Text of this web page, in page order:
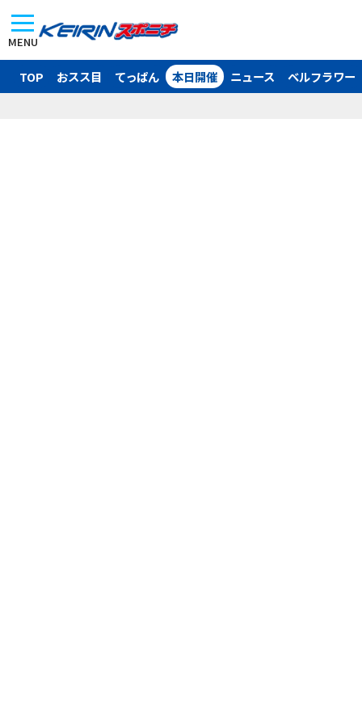
MENU
TOP おスス目 てっぱん 本日開催 ニュース ベルフラワー